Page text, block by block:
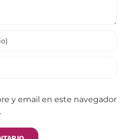
y email en este navegador